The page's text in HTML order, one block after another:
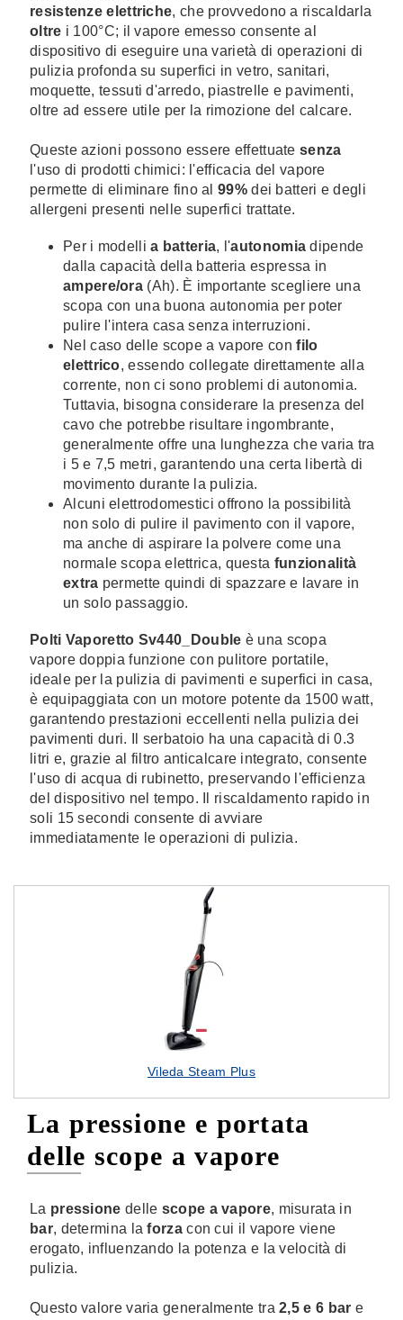
resistenze elettriche, che provvedono a riscaldarla
oltre i 100°C; il vapore emesso consente al
dispositivo di eseguire una varietà di operazioni di
pulizia profonda su superfici in vetro, sanitari,
moquette, tessuti d'arredo, piastrelle e pavimenti,
oltre ad essere utile per la rimozione del calcare.
Queste azioni possono essere effettuate senza
l'uso di prodotti chimici: l'efficacia del vapore
permette di eliminare fino al99%dei batteri e degli
allergeni presenti nelle superfici trattate.
Per i modellia batteria, l'autonomia dipende
dalla capacità della batteria espressa in
ampere/ora (Ah). È importante scegliere una
scopa con una buona autonomia per poter
pulire l'intera casa senza interruzioni.
Nel caso delle scope a vapore con filo
elettrico, essendo collegate direttamente alla
corrente, non ci sono problemi di autonomia.
Tuttavia, bisogna considerare la presenza del
cavo che potrebbe risultare ingombrante,
generalmente offre una lunghezza che varia tra
i 5 e 7,5 metri, garantendo una certa libertà di
movimento durante la pulizia.
Alcuni elettrodomestici offrono la possibilità
non solo di pulire il pavimento con il vapore,
ma anche di aspirare la polvere come una
normale scopa elettrica, questa funzionalità
extra permette quindi di spazzare e lavare in
un solo passaggio.
Polti Vaporetto Sv440_Double è una scopa
vapore doppia funzione con pulitore portatile,
ideale per la pulizia di pavimenti e superfici in casa,
è equipaggiata con un motore potente da 1500 watt,
garantendo prestazioni eccellenti nella pulizia dei
pavimenti duri. Il serbatoio ha una capacità di 0.3
litri e, grazie al filtro anticalcare integrato, consente
l'uso di acqua di rubinetto, preservando l'efficienza
del dispositivo nel tempo. Il riscaldamento rapido in
soli 15 secondi consente di avviare
immediatamente le operazioni di pulizia.
Vileda Steam Plus
La pressione e portata
delle scope a vapore
La pressione delle scope a vapore, misurata in
bar, determina laforzacon cui il vapore viene
erogato, influenzando la potenza e la velocità di
pulizia.
Questo valore varia generalmente tra2,5 e 6 bar e